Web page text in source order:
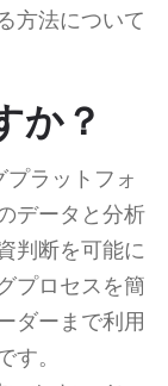
方法について
か？
ラットフォ
データと分析
判断を可能に
プロセスを簡
ダーまで利用
す。